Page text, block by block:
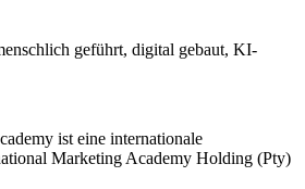
geführt, digital gebaut, KI-
ist eine internationale
Marketing Academy Holding (Pty)